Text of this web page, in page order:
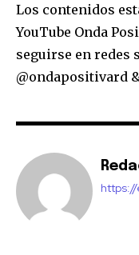
Los contenidos
YouTube Onda
seguirse en redes
@ondapositivard